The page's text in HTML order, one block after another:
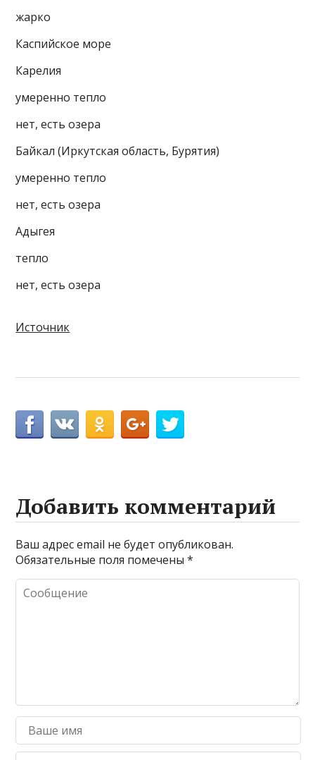
жарко
Каспийское море
Карелия
умеренно тепло
нет, есть озера
Байкал (Иркутская область, Бурятия)
умеренно тепло
нет, есть озера
Адыгея
тепло
нет, есть озера
Источник
Добавить комментарий
Ваш адрес email не будет опубликован.
Обязательные поля помечены*